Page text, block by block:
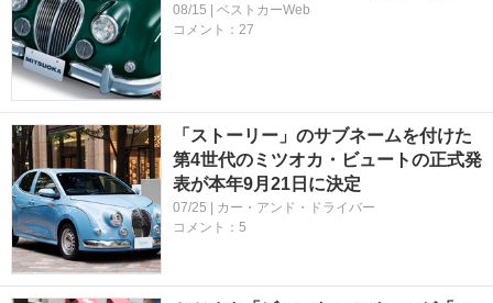
08/15 | ベストカーWeb
コメント：27
「ストーリー」のサブネームを付けた
第4世代のミツオカ・ビュートの正式発
表が本年9月21日に決定
07/25 | カー・アンド・ドライバー
コメント：5